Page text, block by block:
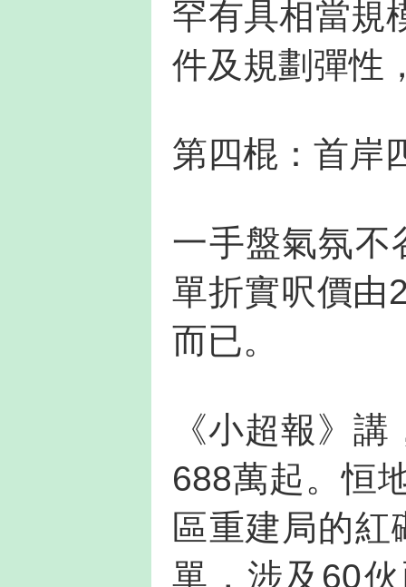
罕有具相當規
件及規劃彈性
第四棍：首岸
一手盤氣氛不
單折實呎價由
而已。
《小超報》
688萬起。恒
區重建局的
單，涉及60